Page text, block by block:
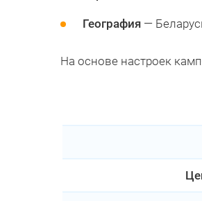
География —
На основе настроек